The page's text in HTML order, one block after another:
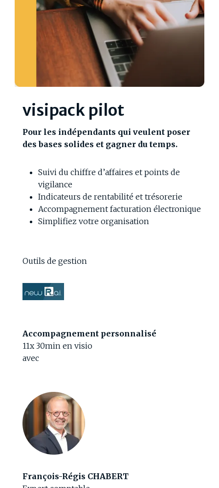
visipack pilot
Pour les indépendants qui veulent poser
des bases solides et gagner du temps.
Suivi du chiffre d’affaires et points de
vigilance
Indicateurs de rentabilité et trésorerie
Accompagnement facturation électronique
Simplifiez votre organisation
Outils de gestion
Accompagnement personnalisé
11x 30min en visio
avec
François-Régis CHABERT